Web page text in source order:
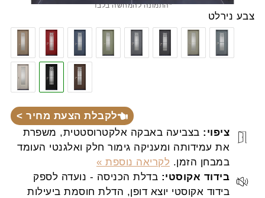
ציפוי: בצביעה באבקה אלקטרוסטטית, משפרת
את עמידותה ומעניקה גימור חלק ואלגנטי העומד
במבחן הזמן. לקריאה נוספת »
בידוד אקוסטי: בדלת הכניסה - נועדה לספק
בידוד אקוסטי יוצא דופן, הדלת חוסמת ביעילות
*התמונה להמחשה בלבד
צבע נירלט
לקבלת הצעת מחיר >